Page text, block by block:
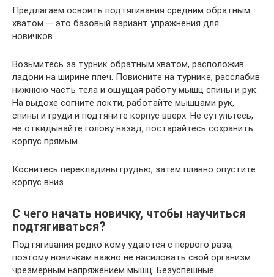
Предлагаем освоить подтягивания средним обратным
хватом — это базовый вариант упражнения для
новичков.
Возьмитесь за турник обратным хватом, расположив
ладони на ширине плеч. Повисните на турнике, расслабив
нижнюю часть тела и ощущая работу мышц спины и рук.
На выдохе согните локти, работайте мышцами рук,
спины и груди и подтяните корпус вверх. Не сутультесь,
не откидывайте голову назад, постарайтесь сохранить
корпус прямым.
Коснитесь перекладины грудью, затем плавно опустите
корпус вниз.
С чего начать новичку, чтобы научиться
подтягиваться?
Подтягивания редко кому удаются с первого раза,
поэтому новичкам важно не насиловать свой организм
чрезмерным напряжением мышц. Безуспешные